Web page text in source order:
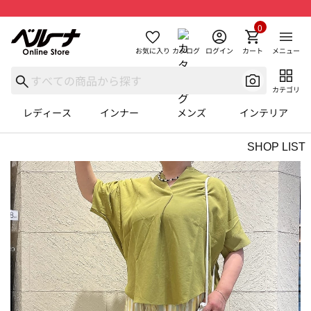
お気に入り カタログ ログイン カート
0
メニュー
カテゴリ
レディース インナー メンズ インテリア
SHOP LIST